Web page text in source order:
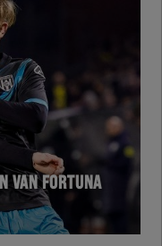
VAN FORTUNA